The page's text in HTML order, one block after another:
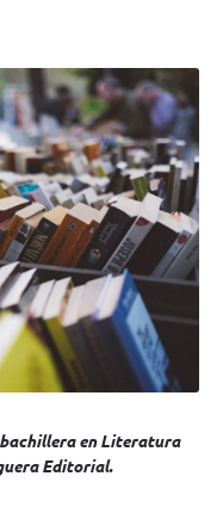
en Literatura
Editorial.